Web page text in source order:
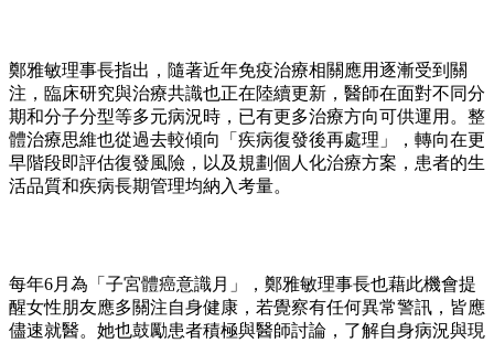
鄭雅敏理事長指出，隨著近年免疫治療相關應用逐漸受到關
注，臨床研究與治療共識也正在陸續更新，醫師在面對不同分
期和分子分型等多元病況時，已有更多治療方向可供運用。整
體治療思維也從過去較傾向「疾病復發後再處理」，轉向在更
早階段即評估復發風險，以及規劃個人化治療方案，患者的生
活品質和疾病長期管理均納入考量。
每年6月為「子宮體癌意識月」，鄭雅敏理事長也藉此機會提
醒女性朋友應多關注自身健康，若覺察有任何異常警訊，皆應
儘速就醫。她也鼓勵患者積極與醫師討論，了解自身病況與現